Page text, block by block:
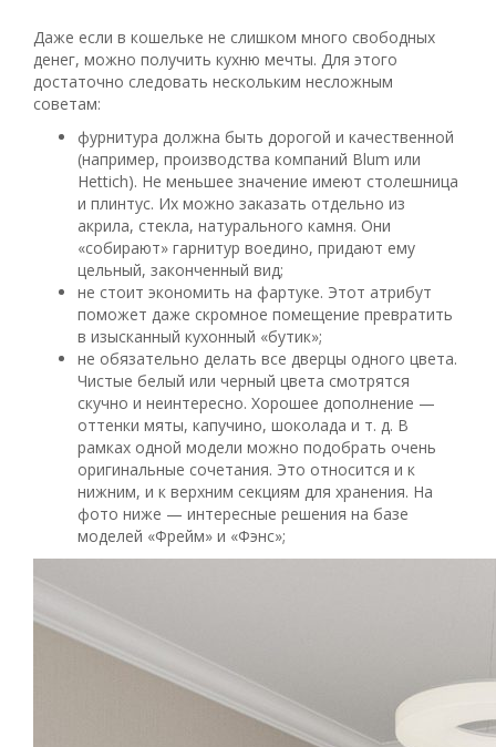
Даже если в кошельке не слишком много свободных
денег, можно получить кухню мечты. Для этого
достаточно следовать нескольким несложным
советам:
фурнитура должна быть дорогой и качественной
(например, производства компаний Blum или
Hettich). Не меньшее значение имеют столешница
и плинтус. Их можно заказать отдельно из
акрила, стекла, натурального камня. Они
«собирают» гарнитур воедино, придают ему
цельный, законченный вид;
не стоит экономить на фартуке. Этот атрибут
поможет даже скромное помещение превратить
в изысканный кухонный «бутик»;
не обязательно делать все дверцы одного цвета.
Чистые белый или черный цвета смотрятся
скучно и неинтересно. Хорошее дополнение —
оттенки мяты, капучино, шоколада и т. д. В
рамках одной модели можно подобрать очень
оригинальные сочетания. Это относится и к
нижним, и к верхним секциям для хранения. На
фото ниже — интересные решения на базе
моделей «Фрейм» и «Фэнс»;